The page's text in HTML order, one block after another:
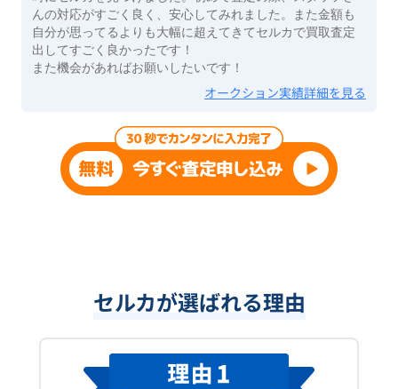
んの対応がすごく良く、安心してみれました。また金額も
自分が思ってるよりも大幅に超えてきてセルカで買取査定
出してすごく良かったです！
また機会があればお願いしたいです！
オークション実績詳細を見る
セルカが選ばれる理由